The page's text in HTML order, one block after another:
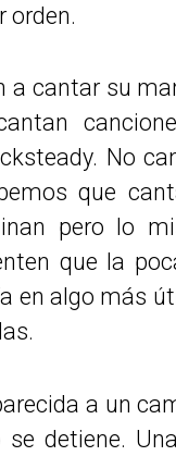
orden.
cantar su
No
que
pero lo
que la
en algo más
a un
detiene.